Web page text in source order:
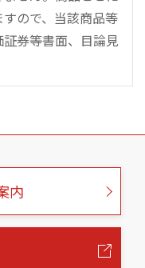
ので、当該商品等
券等書面、目論見
内